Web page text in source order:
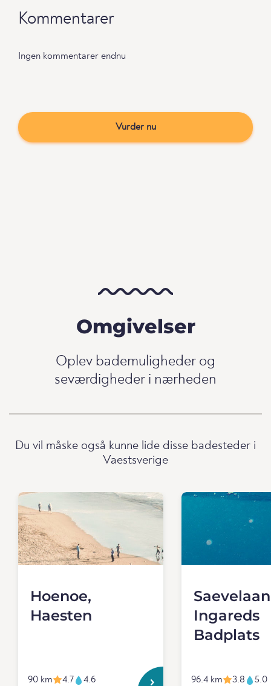
Kommentarer
Ingen kommentarer endnu
Vurder nu
Omgivelser
Oplev bademuligheder og
seværdigheder i nærheden
Du vil måske også kunne lide disse badesteder i
Vaestsverige
Hoenoe,
Haesten
90 km 4.7 4.6
Ingareds
Badplats
96.4 km 3.8 5.0